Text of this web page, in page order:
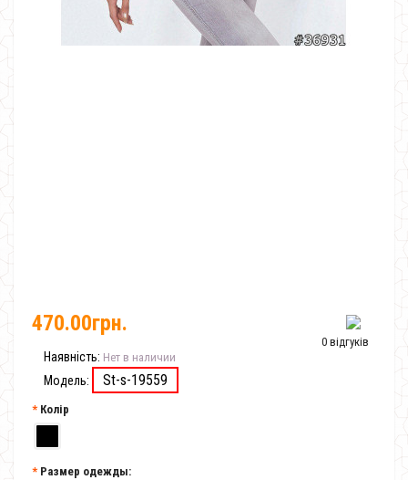
0 відгуків
470.00грн.
Наявність: Нет в наличии
Модель: St-s-19559
Колір
Размер одежды: